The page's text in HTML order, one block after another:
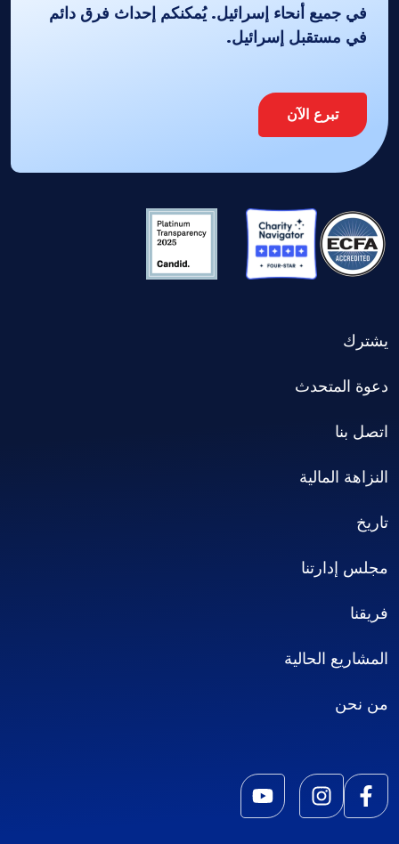
في جميع أنحاء إسرائيل. يُمكنكم إحداث فرق دائم
في مستقبل إسرائيل.
تبرع الآن
يشترك
دعوة المتحدث
اتصل بنا
النزاهة المالية
تاريخ
مجلس إدارتنا
فريقنا
المشاريع الحالية
من نحن